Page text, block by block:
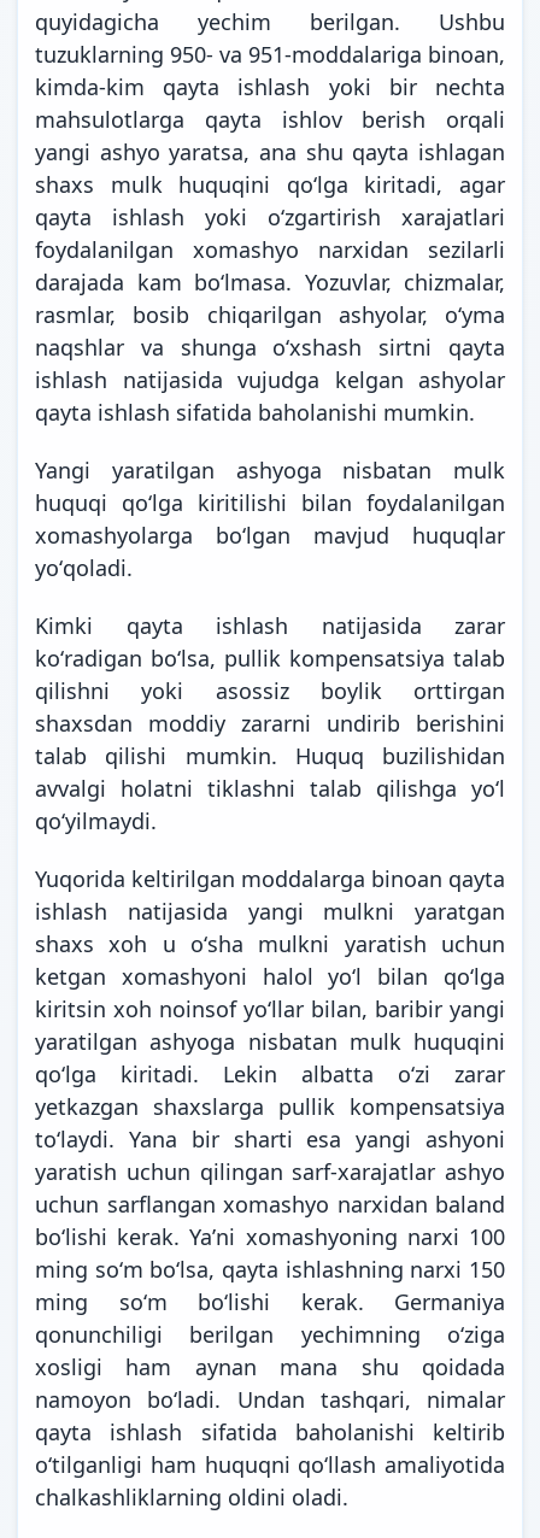
quyidagicha yechim berilgan. Ushbu
tuzuklarning 950- va 951-moddalariga binoan,
kimda-kim qayta ishlash yoki bir nechta
mahsulotlarga qayta ishlov berish orqali
yangi ashyo yaratsa, ana shu qayta ishlagan
shaxs mulk huquqini qoʻlga kiritadi, agar
qayta ishlash yoki oʻzgartirish xarajatlari
foydalanilgan xomashyo narxidan sezilarli
darajada kam boʻlmasa. Yozuvlar, chizmalar,
rasmlar, bosib chiqarilgan ashyolar, oʻyma
naqshlar va shunga oʻxshash sirtni qayta
ishlash natijasida vujudga kelgan ashyolar
qayta ishlash sifatida baholanishi mumkin.
Yangi yaratilgan ashyoga nisbatan mulk
huquqi qoʻlga kiritilishi bilan foydalanilgan
xomashyolarga boʻlgan mavjud huquqlar
yoʻqoladi.
Kimki qayta ishlash natijasida zarar
koʻradigan boʻlsa, pullik kompensatsiya talab
qilishni yoki asossiz boylik orttirgan
shaxsdan moddiy zararni undirib berishini
talab qilishi mumkin. Huquq buzilishidan
avvalgi holatni tiklashni talab qilishga yoʻl
qoʻyilmaydi.
Yuqorida keltirilgan moddalarga binoan qayta
ishlash natijasida yangi mulkni yaratgan
shaxs xoh u oʻsha mulkni yaratish uchun
ketgan xomashyoni halol yoʻl bilan qoʻlga
kiritsin xoh noinsof yoʻllar bilan, baribir yangi
yaratilgan ashyoga nisbatan mulk huquqini
qoʻlga kiritadi. Lekin albatta oʻzi zarar
yetkazgan shaxslarga pullik kompensatsiya
toʻlaydi. Yana bir sharti esa yangi ashyoni
yaratish uchun qilingan sarf-xarajatlar ashyo
uchun sarflangan xomashyo narxidan baland
boʻlishi kerak. Yaʼni xomashyoning narxi 100
ming soʻm boʻlsa, qayta ishlashning narxi 150
ming soʻm boʻlishi kerak. Germaniya
qonunchiligi berilgan yechimning oʻziga
xosligi ham aynan mana shu qoidada
namoyon boʻladi. Undan tashqari, nimalar
qayta ishlash sifatida baholanishi keltirib
oʻtilganligi ham huquqni qoʻllash amaliyotida
chalkashliklarning oldini oladi.